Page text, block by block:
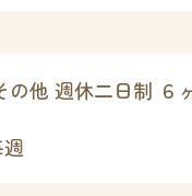
の他 週休二日制 ６